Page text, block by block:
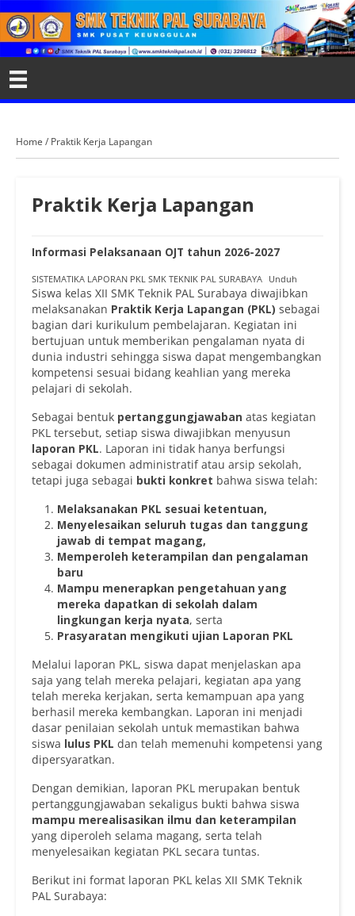
Home / Praktik Kerja Lapangan
Praktik Kerja Lapangan
Informasi Pelaksanaan OJT tahun 2026-2027
SISTEMATIKA LAPORAN PKL SMK TEKNIK PAL SURABAYA Unduh
Siswa kelas XII SMK Teknik PAL Surabaya diwajibkan
melaksanakan Praktik Kerja Lapangan (PKL) sebagai
bagian dari kurikulum pembelajaran. Kegiatan ini
bertujuan untuk memberikan pengalaman nyata di
dunia industri sehingga siswa dapat mengembangkan
kompetensi sesuai bidang keahlian yang mereka
pelajari di sekolah.
Sebagai bentuk pertanggungjawaban atas kegiatan
PKL tersebut, setiap siswa diwajibkan menyusun
laporan PKL. Laporan ini tidak hanya berfungsi
sebagai dokumen administratif atau arsip sekolah,
tetapi juga sebagai bukti konkret bahwa siswa telah:
Melaksanakan PKL sesuai ketentuan,
Menyelesaikan seluruh tugas dan tanggung
jawab di tempat magang,
Memperoleh keterampilan dan pengalaman
baru
Mampu menerapkan pengetahuan yang
mereka dapatkan di sekolah dalam
lingkungan kerja nyata, serta
Prasyaratan mengikuti ujian Laporan PKL
Melalui laporan PKL, siswa dapat menjelaskan apa
saja yang telah mereka pelajari, kegiatan apa yang
telah mereka kerjakan, serta kemampuan apa yang
berhasil mereka kembangkan. Laporan ini menjadi
dasar penilaian sekolah untuk memastikan bahwa
siswa lulus PKL dan telah memenuhi kompetensi yang
dipersyaratkan.
Dengan demikian, laporan PKL merupakan bentuk
pertanggungjawaban sekaligus bukti bahwa siswa
mampu merealisasikan ilmu dan keterampilan
yang diperoleh selama magang, serta telah
menyelesaikan kegiatan PKL secara tuntas.
Berikut ini format laporan PKL kelas XII SMK Teknik
PAL Surabaya: